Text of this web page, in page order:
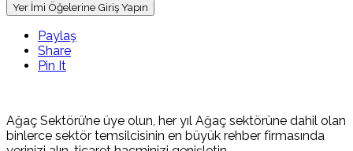
Yer İmi Öğelerine Giriş Yapın
Paylaş
Share
Pin It
Ağaç Sektörü’ne üye olun, her yıl Ağaç sektörüne dahil olan
binlerce sektör temsilcisinin en büyük rehber firmasında